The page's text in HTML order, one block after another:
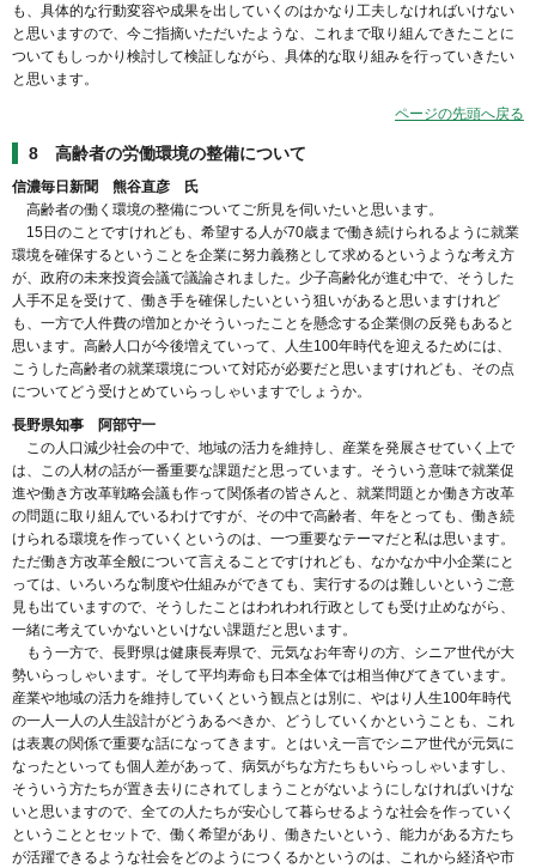
も、具体的な行動変容や成果を出していくのはかなり工夫しなければいけない
と思いますので、今ご指摘いただいたような、これまで取り組んできたことに
ついてもしっかり検討して検証しながら、具体的な取り組みを行っていきたい
と思います。
ページの先頭へ戻る
8 高齢者の労働環境の整備について
信濃毎日新聞 熊谷直彦 氏
高齢者の働く環境の整備についてご所見を伺いたいと思います。
15日のことですけれども、希望する人が70歳まで働き続けられるように就業
環境を確保するということを企業に努力義務として求めるというような考え方
が、政府の未来投資会議で議論されました。少子高齢化が進む中で、そうした
人手不足を受けて、働き手を確保したいという狙いがあると思いますけれど
も、一方で人件費の増加とかそういったことを懸念する企業側の反発もあると
思います。高齢人口が今後増えていって、人生100年時代を迎えるためには、
こうした高齢者の就業環境について対応が必要だと思いますけれども、その点
についてどう受けとめていらっしゃいますでしょうか。
長野県知事 阿部守一
この人口減少社会の中で、地域の活力を維持し、産業を発展させていく上で
は、この人材の話が一番重要な課題だと思っています。そういう意味で就業促
進や働き方改革戦略会議も作って関係者の皆さんと、就業問題とか働き方改革
の問題に取り組んでいるわけですが、その中で高齢者、年をとっても、働き続
けられる環境を作っていくというのは、一つ重要なテーマだと私は思います。
ただ働き方改革全般について言えることですけれども、なかなか中小企業にと
っては、いろいろな制度や仕組みができても、実行するのは難しいというご意
見も出ていますので、そうしたことはわれわれ行政としても受け止めながら、
一緒に考えていかないといけない課題だと思います。
もう一方で、長野県は健康長寿県で、元気なお年寄りの方、シニア世代が大
勢いらっしゃいます。そして平均寿命も日本全体では相当伸びてきています。
産業や地域の活力を維持していくという観点とは別に、やはり人生100年時代
の一人一人の人生設計がどうあるべきか、どうしていくかということも、これ
は表裏の関係で重要な話になってきます。とはいえ一言でシニア世代が元気に
なったといっても個人差があって、病気がちな方たちもいらっしゃいますし、
そういう方たちが置き去りにされてしまうことがないようにしなければいけな
いと思いますので、全ての人たちが安心して暮らせるような社会を作っていく
ということとセットで、働く希望があり、働きたいという、能力がある方たち
が活躍できるような社会をどのようにつくるかというのは、これから経済や市